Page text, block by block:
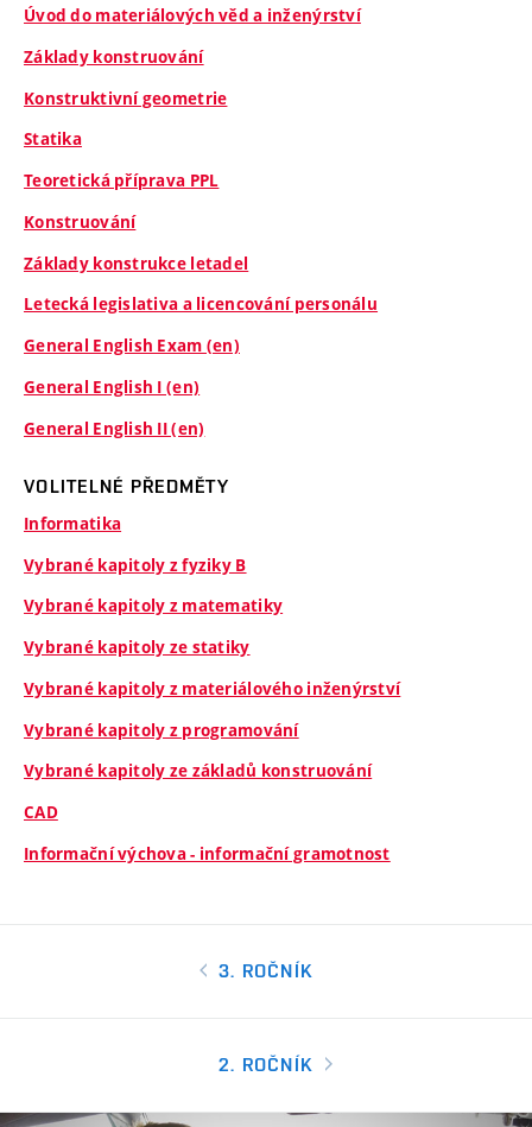
Úvod do materiálových věd a inženýrství
Základy konstruování
Konstruktivní geometrie
Statika
Teoretická příprava PPL
Konstruování
Základy konstrukce letadel
Letecká legislativa a licencování personálu
General English Exam (en)
General English I (en)
General English II (en)
VOLITELNÉ PŘEDMĚTY
Informatika
Vybrané kapitoly z fyziky B
Vybrané kapitoly z matematiky
Vybrané kapitoly ze statiky
Vybrané kapitoly z materiálového inženýrství
Vybrané kapitoly z programování
Vybrané kapitoly ze základů konstruování
CAD
Informační výchova - informační gramotnost
3. ROČNÍK
2. ROČNÍK